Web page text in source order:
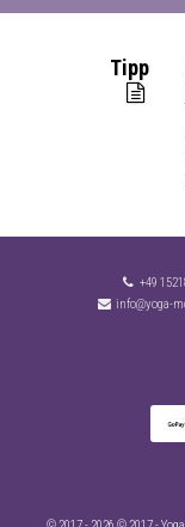
Tipp
+49
info@yoga-